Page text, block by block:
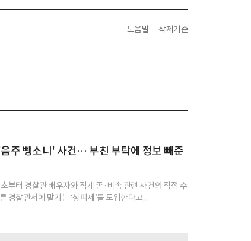
도움말 삭제기준
주 뺑소니' 사건… 부친 부탁에 정보 빼준
부터 경찰관 배우자와 직계 존·비속 관련 사건의 직접 수
경찰관서에 맡기는 ‘상피제’를 도입한다고...